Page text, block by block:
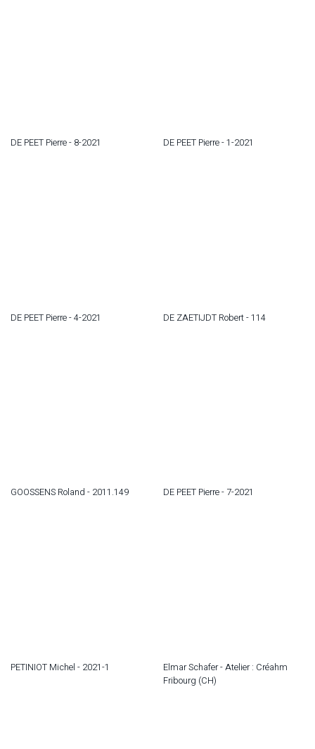
DE PEET Pierre - 8-2021 DE PEET Pierre - 1-2021
DE PEET Pierre - 4-2021 DE ZAETIJDT Robert - 114
GOOSSENS Roland - 2011.149 DE PEET Pierre - 7-2021
PETINIOT Michel - 2021-1
Elmar Schafer - Atelier : Créahm
Fribourg (CH)